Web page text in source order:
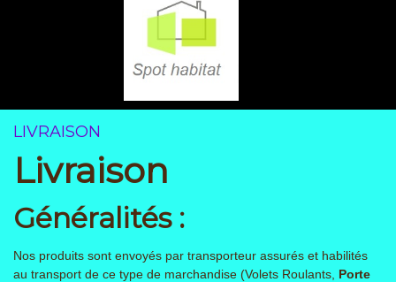
LIVRAISON
Livraison
Généralités :
Nos produits sont envoyés par transporteur assurés et habilités
au transport de ce type de marchandise (Volets Roulants, Porte